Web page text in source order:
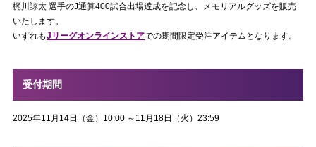
梶川諒太 選手のJ通算400試合出場達成を記念し、メモリアルグッズを販売
いたします。
いずれもJリーグオンラインストアでの期間限定受注アイテムとなります。
受付期間
2025年11月14日（金）10:00 ～11月18日（火）23:59